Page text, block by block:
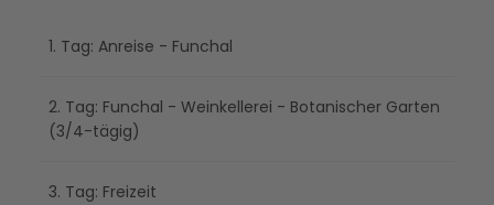
1. Tag: Anreise - Funchal
2. Tag: Funchal - Weinkellerei - Botanischer Garten
(3/4-tägig)
3. Tag: Freizeit